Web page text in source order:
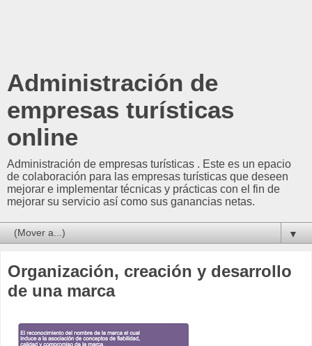
Administración de
empresas turísticas
online
Administración de empresas turísticas . Este es un epacio
de colaboración para las empresas turísticas que deseen
mejorar e implementar técnicas y prácticas con el fin de
mejorar su servicio así como sus ganancias netas.
▼
Organización, creación y desarrollo
de una marca